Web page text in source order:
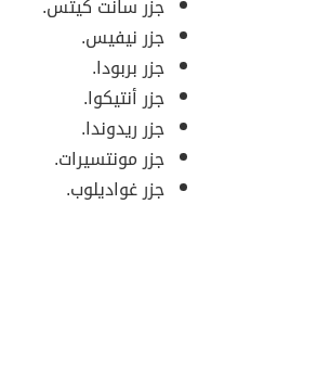
جزر سانت كيتس.
جزر نيفيس.
جزر بربودا.
جزر أنتيكوا.
جزر ريدوندا.
جزر مونتسيرات.
جزر غواديلوب.